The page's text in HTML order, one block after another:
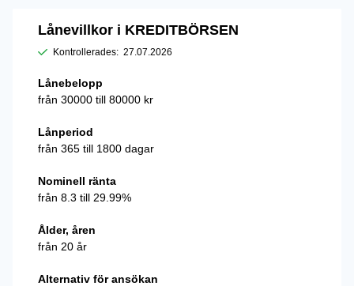
Lånevillkor i KREDITBÖRSEN
Kontrollerades: 27.07.2026
Lånebelopp
från 30000 till 80000 kr
Lånperiod
från 365 till 1800 dagar
Nominell ränta
från 8.3 till 29.99%
Ålder, åren
från 20 år
Alternativ för ansökan